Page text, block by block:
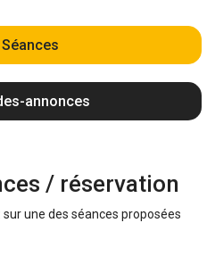
Séances
annonces
/ réservation
une des séances proposées